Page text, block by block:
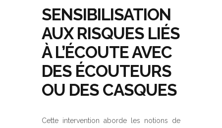
SENSIBILISATION
AUX RISQUES LIÉS
À L’ÉCOUTE AVEC
DES ÉCOUTEURS
OU DES CASQUES
Cette intervention aborde les notions de